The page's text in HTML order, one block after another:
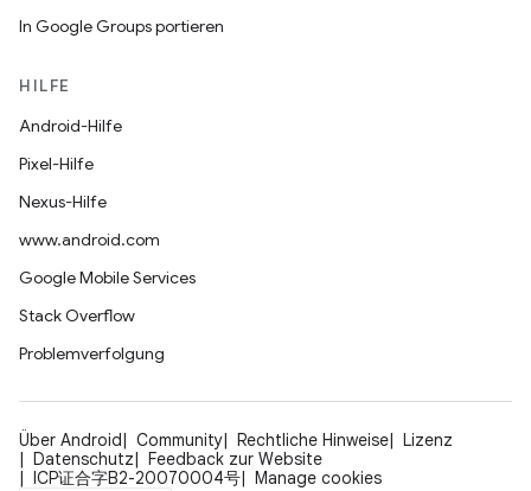
In Google Groups portieren
HILFE
Android-Hilfe
Pixel-Hilfe
Nexus-Hilfe
www.android.com
Google Mobile Services
Stack Overflow
Problemverfolgung
Über Android Community Rechtliche Hinweise
Lizenz
Datenschutz
Feedback zur Website
ICP证合字B2-20070004号
Manage cookies